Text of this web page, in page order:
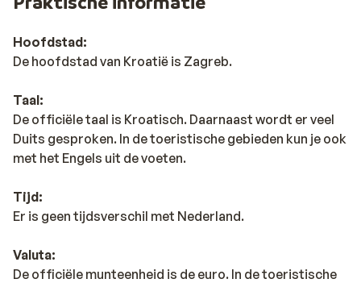
Hoofdstad:
De hoofdstad van Kroatië is Zagreb.
Taal:
De officiële taal is Kroatisch. Daarnaast wordt er veel
Duits gesproken. In de toeristische gebieden kun je ook
met het Engels uit de voeten.
Tijd:
Er is geen tijdsverschil met Nederland.
Valuta:
De officiële munteenheid is de euro. In de toeristische